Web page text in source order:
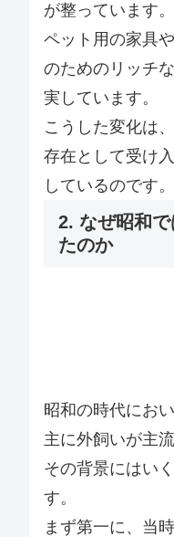
が整っています。
ペット用の家具
のためのリッチ
実しています。
こうした変化は
存在として受け
しているのです。
2. なぜ昭和
たのか
昭和の時代にお
主に外飼いが主流
その背景にはい
す。
まず第一に、当